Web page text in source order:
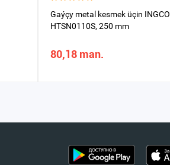
Gaýçy metal kesmek üçin INGCO
HTSN0110S, 250 mm
80,18 man.